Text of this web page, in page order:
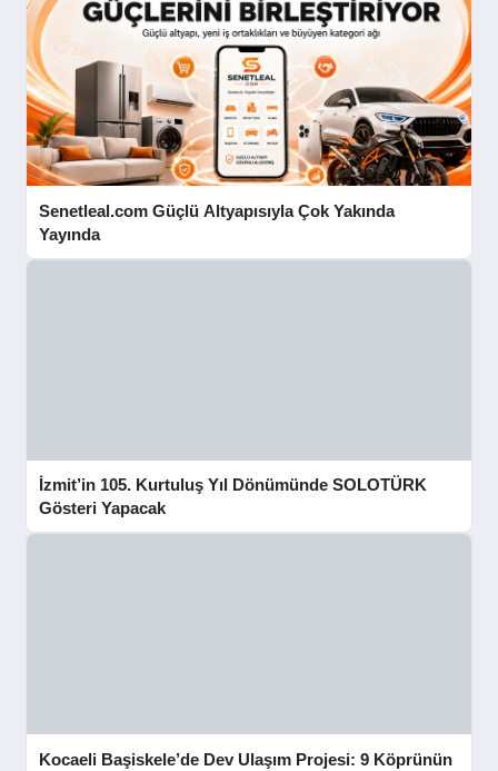
Senetleal.com Güçlü Altyapısıyla Çok Yakında
Yayında
İzmit’in 105. Kurtuluş Yıl Dönümünde SOLOTÜRK
Gösteri Yapacak
Kocaeli Başiskele’de Dev Ulaşım Projesi: 9 Köprünün